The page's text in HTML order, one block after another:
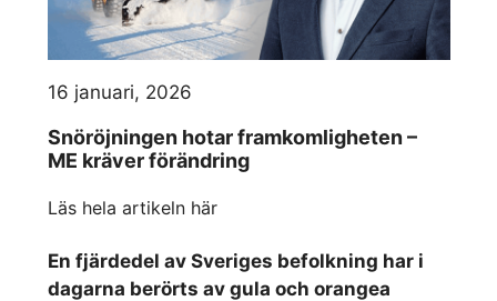
16 januari, 2026
Snöröjningen hotar framkomligheten –
ME kräver förändring
Läs hela artikeln här
En fjärdedel av Sveriges befolkning har i
dagarna berörts av gula och orangea